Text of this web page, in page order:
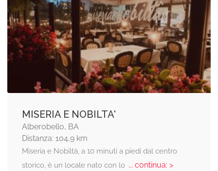
MISERIA E NOBILTA'
Alberobello, BA
Distanza: 104,9 km
Miseria e Nobiltà, a 10 minuti a piedi dal centro
storico, è un locale nato con lo... continua: >